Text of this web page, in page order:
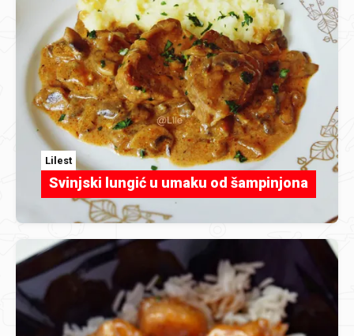
Lilest
Svinjski lungić u umaku od šampinjona